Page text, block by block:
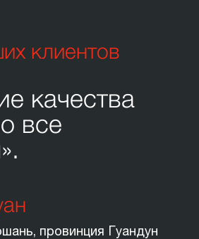
клиентов
качества
все
провинция Гуандун